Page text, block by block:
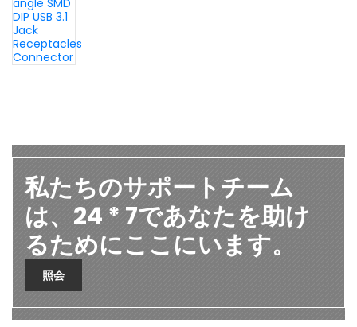
私たちのサポートチーム
は、24 * 7であなたを助け
るためにここにいます。
照会